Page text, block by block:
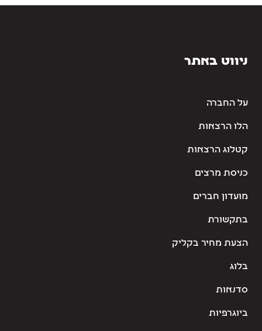
ניווט באתר
על החברה
הלו הרצאות
קטלוג הרצאות
כניסת מרצים
מועדון חברים
בתקשורת
הצעת מחיר בקליק
בלוג
סדנאות
ביוגרפיות